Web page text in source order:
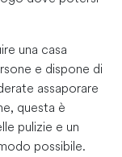
una casa
e dispone di
assaporare
questa è
pulizie e un
possibile.